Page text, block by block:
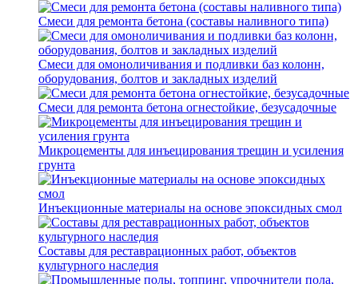
Смеси для ремонта бетона (составы наливного типа)
Смеси для омоноличивания и подливки баз колонн,
оборудования, болтов и закладных изделий
Смеси для ремонта бетона огнестойкие, безусадочные
Микроцементы для инъецирования трещин и усиления
грунта
Инъекционные материалы на основе эпоксидных смол
Составы для реставрационных работ, объектов
культурного наследия